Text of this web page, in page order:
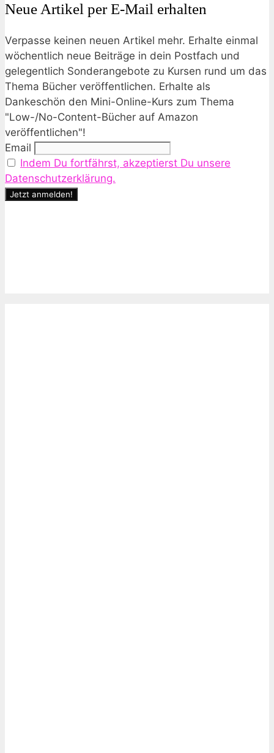
Neue Artikel per E-Mail erhalten
Verpasse keinen neuen Artikel mehr. Erhalte einmal
wöchentlich neue Beiträge in dein Postfach und
gelegentlich Sonderangebote zu Kursen rund um das
Thema Bücher veröffentlichen. Erhalte als
Dankeschön den Mini-Online-Kurs zum Thema
"Low-/No-Content-Bücher auf Amazon
veröffentlichen"!
Email
Indem Du fortfährst, akzeptierst Du unsere
Datenschutzerklärung.